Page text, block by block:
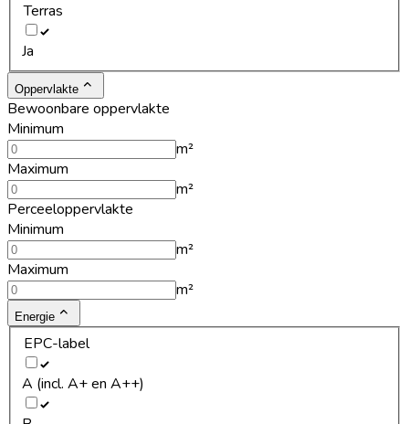
Terras
Ja
Oppervlakte
Bewoonbare oppervlakte
Minimum
m²
Maximum
m²
Perceeloppervlakte
Minimum
m²
Maximum
m²
Energie
EPC-label
A (incl. A+ en A++)